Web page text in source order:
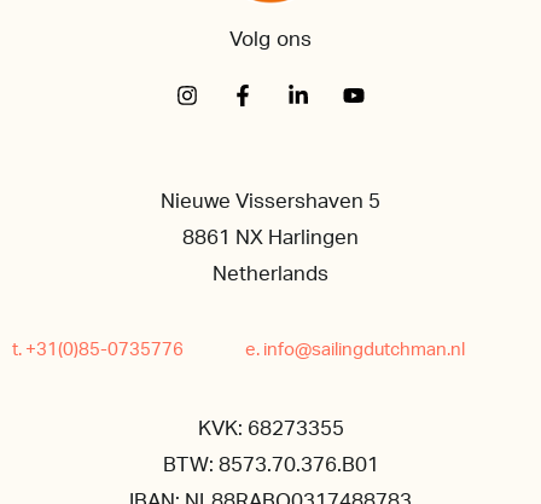
Volg ons
Nieuwe Vissershaven 5
8861 NX Harlingen
Netherlands
t. +31(0)85-0735776 e. info@sailingdutchman.nl
KVK: 68273355
BTW: 8573.70.376.B01